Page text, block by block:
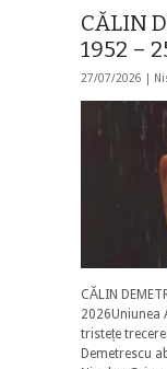
CĂLIN
1952 –
27/07/2026 |
CĂLIN
2026Uniunea
tristețe
Demetrescu